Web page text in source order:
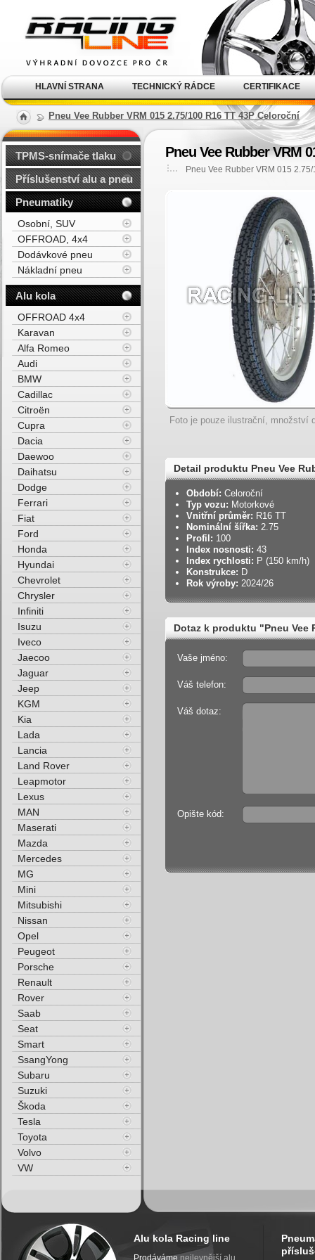
Pneu Vee Rubber VRM 015 2.75/100 R16 TT 43P Celoroční
Pneu Vee Rubber VRM
Pneu Vee Rubber VRM 015
Foto je pouze ilustrační, množství
Detail produktu Pneu Vee
Období: Celoroční
Typ vozu: Motorkové
Vnitřní průměr: R16 TT
Nominální šířka: 2.75
Profil: 100
Index nosnosti: 43
Index rychlosti: P (150 km/h)
Konstrukce: D
Rok výroby: 2024/26
Dotaz k produktu "Pneu Vee
Vaše jméno:
Váš telefon:
Váš dotaz:
Opište kód:
TPMS-snímače tlaku
Příslušenství alu a pneu
Pneumatiky
Osobní, SUV
OFFROAD, 4x4
Dodávkové pneu
Nákladní pneu
Alu kola
OFFROAD 4x4
Karavan
Alfa Romeo
Audi
BMW
Cadillac
Citroën
Cupra
Dacia
Daewoo
Daihatsu
Dodge
Ferrari
Fiat
Ford
Honda
Hyundai
Chevrolet
Chrysler
Infiniti
Isuzu
Iveco
Jaecoo
Jaguar
Jeep
KGM
Kia
Lada
Lancia
Land Rover
Leapmotor
Lexus
MAN
Maserati
Mazda
Mercedes
MG
Mini
Mitsubishi
Nissan
Opel
Peugeot
Porsche
Renault
Rover
Saab
Seat
Smart
SsangYong
Subaru
Suzuki
Škoda
Tesla
Toyota
Volvo
VW
kola Racing Line
HLAVNÍ STRANA TECHNICKÝ RÁDCE CERTIFIKACE
Alu kola Racing line
Prodáváme nejlevnější alu